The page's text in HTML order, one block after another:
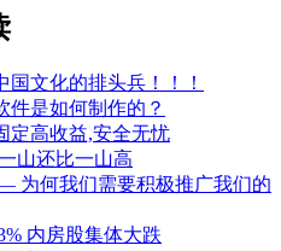
文化的排头兵！！！
件是如何制作的？
定高收益,安全无忧
山还比一山高
为何我们需要积极推广我们的
内房股集体大跌